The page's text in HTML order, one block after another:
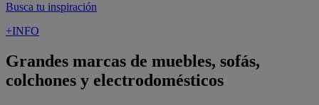
Busca tu inspiración
+INFO
Grandes marcas de muebles, sofás,
colchones y electrodomésticos